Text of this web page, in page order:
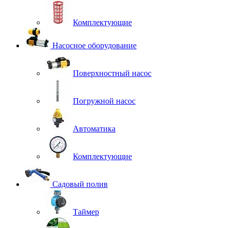
Комплектующие
Насосное оборудование
Поверхностный насос
Погружной насос
Автоматика
Комплектующие
Садовый полив
Таймер